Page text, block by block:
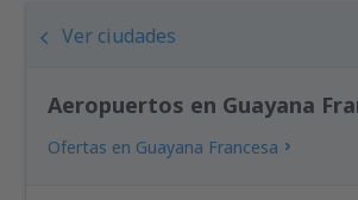
Ver ciudades
Aeropuertos en Guayana
Ofertas en Guayana Francesa